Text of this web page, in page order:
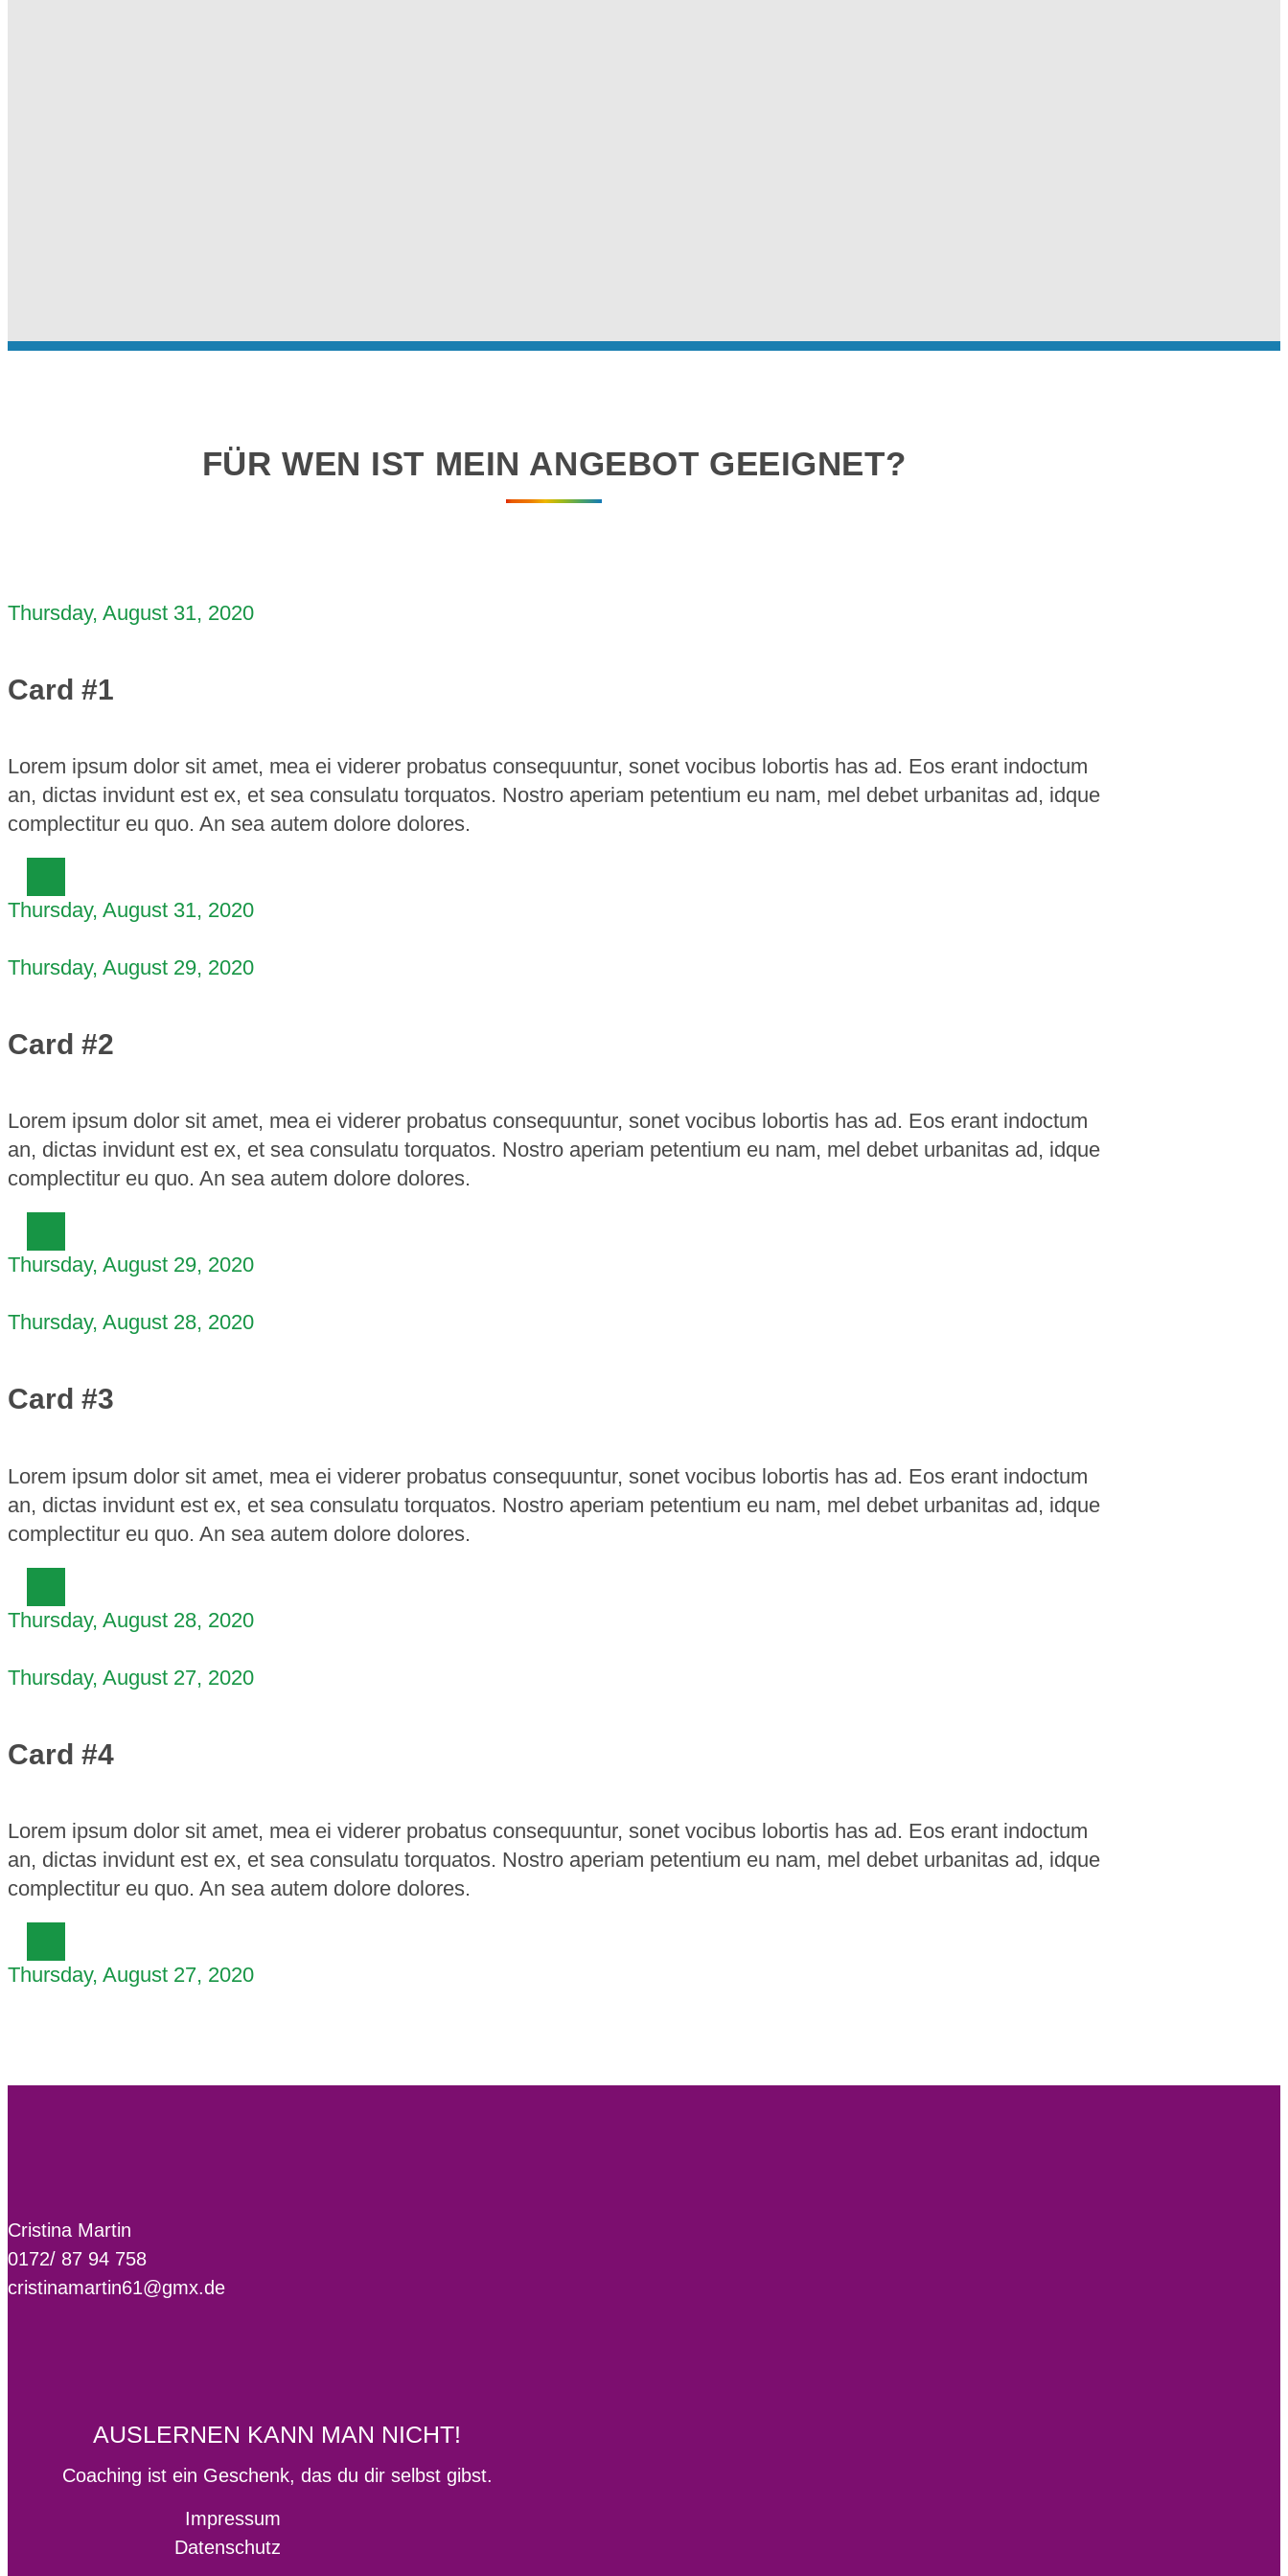
FÜR WEN IST MEIN ANGEBOT GEEIGNET?
Thursday, August 31, 2020
Card #1
Lorem ipsum dolor sit amet, mea ei viderer probatus consequuntur, sonet vocibus lobortis has ad. Eos erant indoctum
an, dictas invidunt est ex, et sea consulatu torquatos. Nostro aperiam petentium eu nam, mel debet urbanitas ad, idque
complectitur eu quo. An sea autem dolore dolores.
Thursday, August 31, 2020
Thursday, August 29, 2020
Card #2
Lorem ipsum dolor sit amet, mea ei viderer probatus consequuntur, sonet vocibus lobortis has ad. Eos erant indoctum
an, dictas invidunt est ex, et sea consulatu torquatos. Nostro aperiam petentium eu nam, mel debet urbanitas ad, idque
complectitur eu quo. An sea autem dolore dolores.
Thursday, August 29, 2020
Thursday, August 28, 2020
Card #3
Lorem ipsum dolor sit amet, mea ei viderer probatus consequuntur, sonet vocibus lobortis has ad. Eos erant indoctum
an, dictas invidunt est ex, et sea consulatu torquatos. Nostro aperiam petentium eu nam, mel debet urbanitas ad, idque
complectitur eu quo. An sea autem dolore dolores.
Thursday, August 28, 2020
Thursday, August 27, 2020
Card #4
Lorem ipsum dolor sit amet, mea ei viderer probatus consequuntur, sonet vocibus lobortis has ad. Eos erant indoctum
an, dictas invidunt est ex, et sea consulatu torquatos. Nostro aperiam petentium eu nam, mel debet urbanitas ad, idque
complectitur eu quo. An sea autem dolore dolores.
Thursday, August 27, 2020
Cristina Martin
0172/ 87 94 758
cristinamartin61@gmx.de
AUSLERNEN KANN MAN NICHT!
Coaching ist ein Geschenk, das du dir selbst gibst.
Impressum
Datenschutz